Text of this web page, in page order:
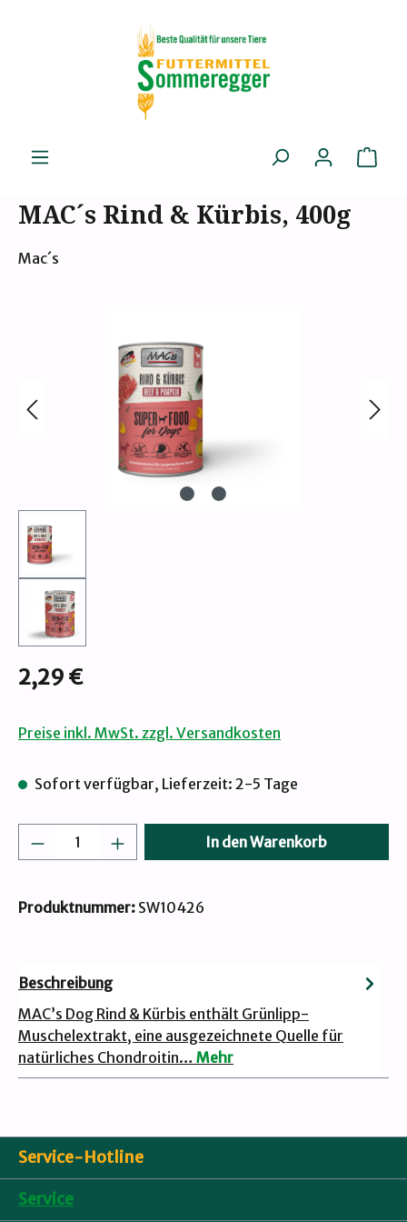
Zum Hauptinhalt springen
MAC´s Rind & Kürbis, 400g
Mac´s
Regulärer Preis:
2,29 €
Preise inkl. MwSt. zzgl. Versandkosten
Sofort verfügbar, Lieferzeit: 2-5 Tage
Produkt Anzahl: Gib den gewünschten
In den Warenkorb
Produktnummer: SW10426
Beschreibung
MAC’s Dog Rind & Kürbis enthält Grünlipp-
Muschelextrakt, eine ausgezeichnete Quelle für
natürliches Chondroitin… Mehr
Service-Hotline
Service